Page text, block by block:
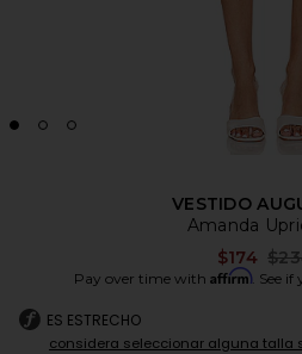
VESTIDO
Amanda
$174
Pay over time with Affirm. See if
ES ESTRECHO
considera seleccionar alguna talla